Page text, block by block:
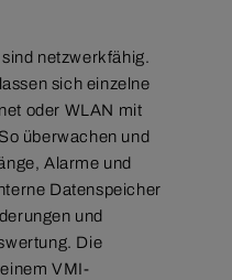
netzwerkfähig.
sich einzelne
oder WLAN mit
überwachen und
Alarme und
Datenspeicher
und
Die
VMI-